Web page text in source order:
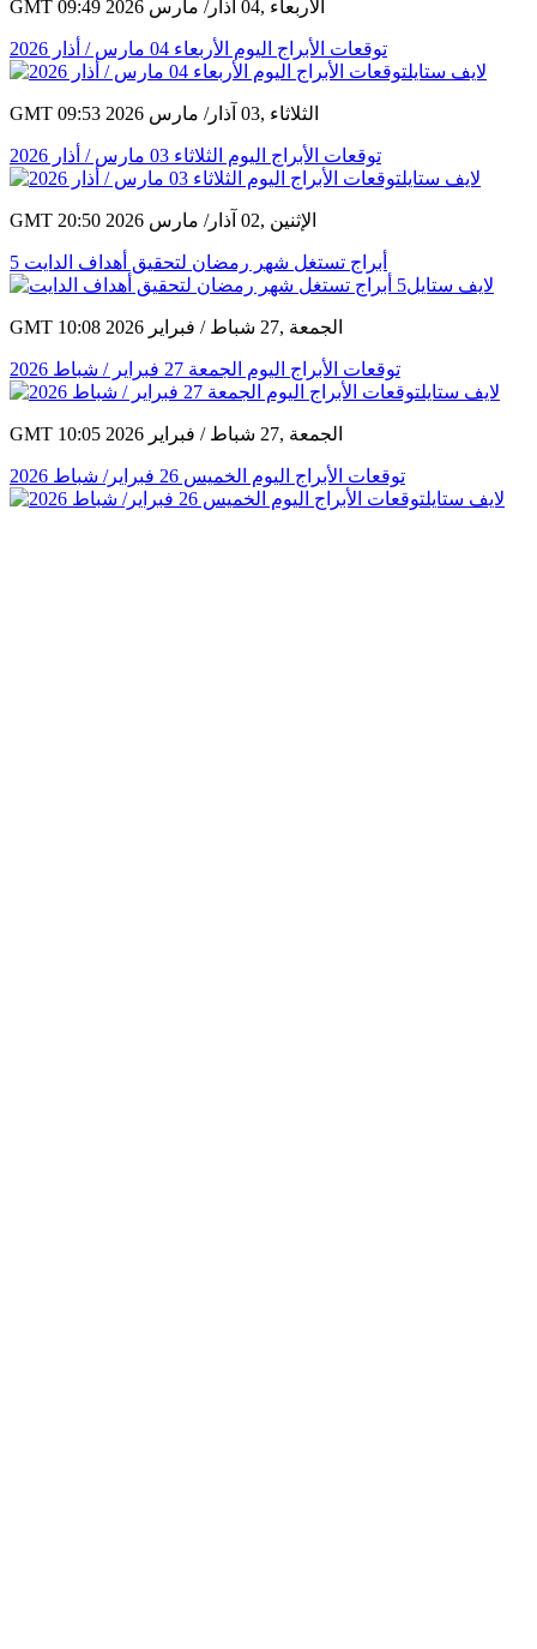
GMT 09:49 2026 الأربعاء ,04 آذار/ مارس
توقعات الأبراج اليوم الأربعاء 04 مارس / أذار 2026
GMT 09:53 2026 الثلاثاء ,03 آذار/ مارس
توقعات الأبراج اليوم الثلاثاء 03 مارس / أذار 2026
GMT 20:50 2026 الإثنين ,02 آذار/ مارس
5 أبراج تستغل شهر رمضان لتحقيق أهداف الدايت
GMT 10:08 2026 الجمعة ,27 شباط / فبراير
توقعات الأبراج​ اليوم الجمعة 27 فبراير / شباط 2026
GMT 10:05 2026 الجمعة ,27 شباط / فبراير
توقعات الأبراج​ اليوم الخميس 26 فبراير/ شباط 2026